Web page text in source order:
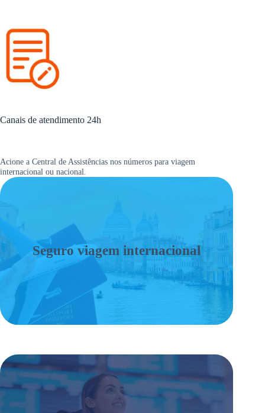
Canais de atendimento 24h
Acione a Central de Assistências nos números para viagem
internacional ou nacional.
Seguro viagem internacional